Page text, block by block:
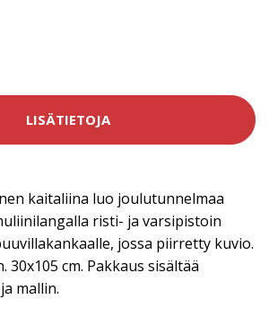
LISÄTIETOJA
kaitaliina luo joulutunnelmaa
risti- ja varsipistoin
jossa piirretty kuvio.
30x105 cm. Pakkaus sisältää
mallin.